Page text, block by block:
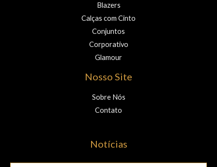
Blazers
Calças com Cinto
Conjuntos
Corporativo
Glamour
Nosso Site
Sobre Nós
Contato
Notícias